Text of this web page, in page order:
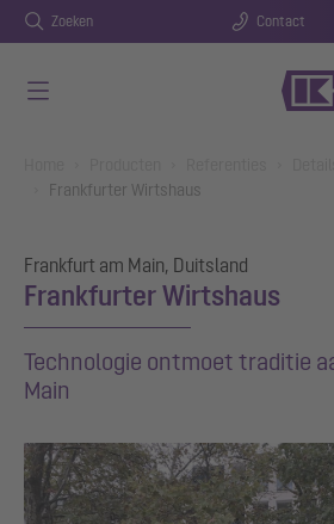
Zoeken Contact
Frankfurter Wirtshaus
Frankfurt am Main, Duitsland
Frankfurter Wirtshaus
Technologie ontmoet traditie
Main